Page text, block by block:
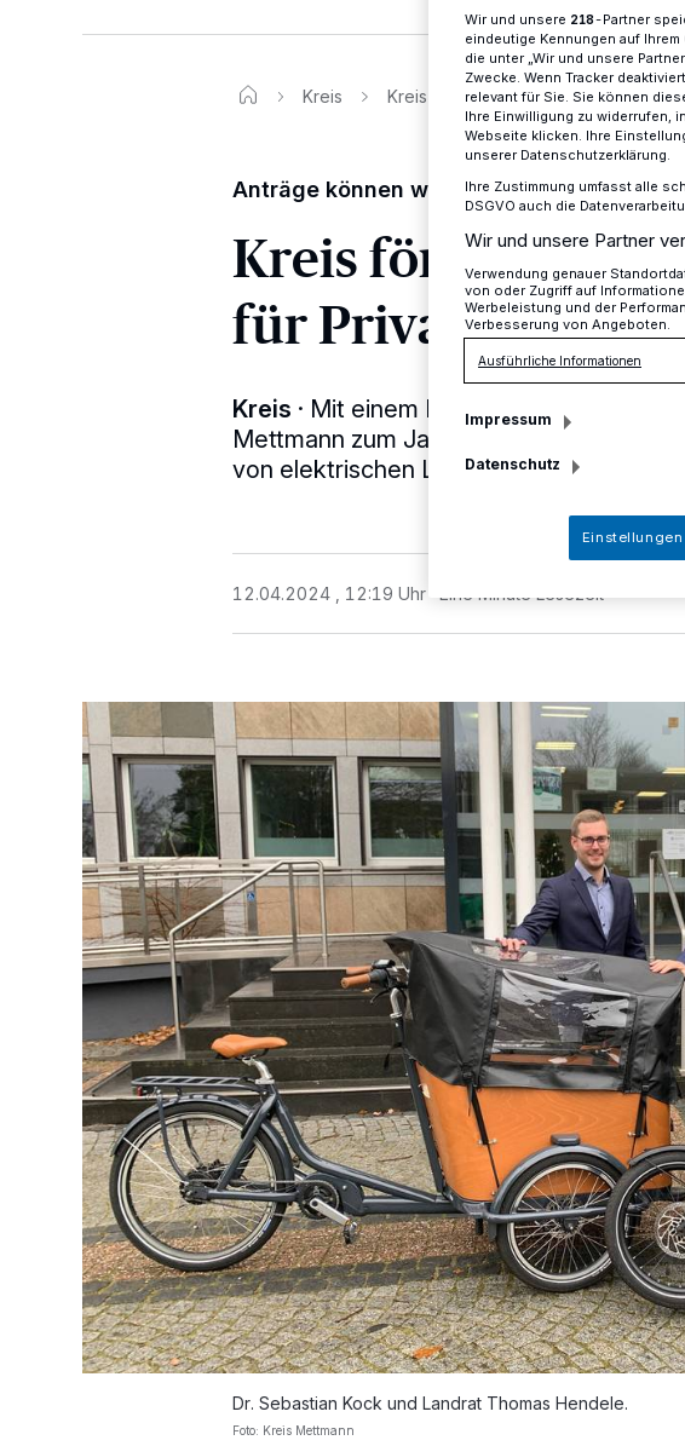
Kreis Kreis fördert E-Lastenfahrräder für
Anträge können weiterhin gestellt werden
Kreis fördert E-
für
Kreis · Mit einem Budget von insgesamt
Mettmann zum Jahreswechsel ein
von elektrischen Lastenfahrrädern für
12.04.2024 , 12:19 Uhr Eine Minute Lesezeit
Dr. Sebastian Kock und Landrat Thomas Hendele.
Foto: Kreis Mettmann
Wir und unsere 218-Partner
eindeutige Kennungen auf
die unter „Wir und unsere
Zwecke. Wenn Tracker
relevant für Sie. Sie können
Ihre Einwilligung zu widerrufen,
Webseite klicken. Ihre
unserer Datenschutzerklärung.
Ihre Zustimmung umfasst alle
DSGVO auch die
Wir und unsere Partner
Verwendung genauer
von oder Zugriff auf
Werbeleistung und der
Verbesserung von Angeboten.
Ausführliche Informationen
Impressum
Datenschutz